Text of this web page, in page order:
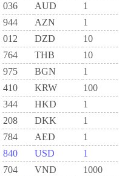
036 AUD 1
944
AZN 1
012
DZD 10
764
THB 10
975
BGN 1
410
KRW 100
344
HKD 1
208
DKK 1
784
AED 1
840
USD 1
704
VND 1000